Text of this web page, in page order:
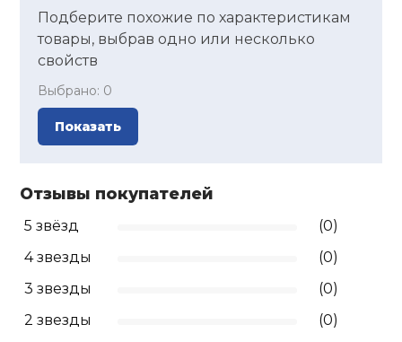
Подберите похожие по характеристикам
товары, выбрав одно или несколько
свойств
Выбрано: 0
Показать
Отзывы покупателей
5 звёзд
(0)
4 звезды
(0)
3 звезды
(0)
2 звезды
(0)